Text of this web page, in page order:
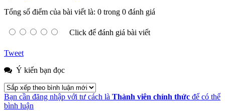
Tổng số điểm của bài viết là: 0 trong 0 đánh giá
Click để đánh giá bài viết
Tweet
Ý kiến bạn đọc
Bạn cần đăng nhập với tư cách là Thành viên chính thức để có thể
bình luận